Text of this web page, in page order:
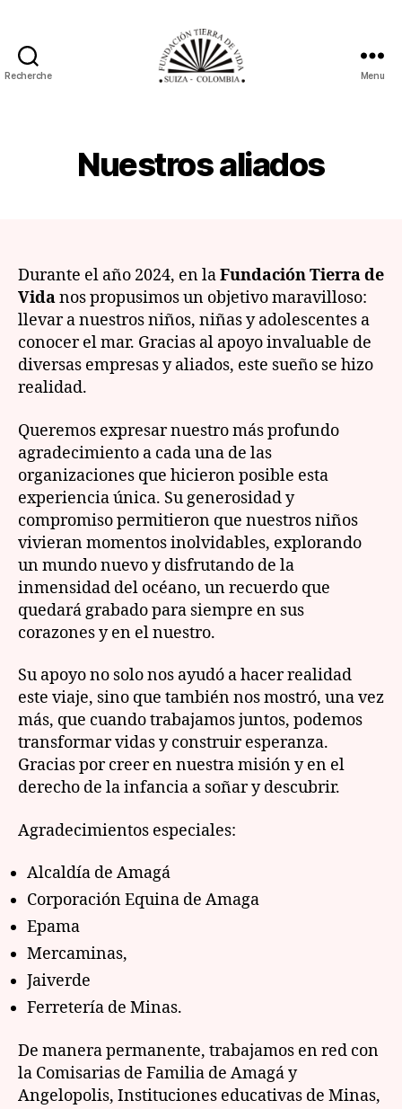
Recherche Menu
Nuestros aliados
Durante el año 2024, en laFundación Tierra de
Vidanos propusimos un objetivo maravilloso:
llevar a nuestros niños, niñas y adolescentes a
conocer el mar. Gracias al apoyo invaluable de
diversas empresas y aliados, este sueño se hizo
realidad.
Queremos expresar nuestro más profundo
agradecimiento a cada una de las
organizaciones que hicieron posible esta
experiencia única. Su generosidad y
compromiso permitieron que nuestros niños
vivieran momentos inolvidables, explorando
un mundo nuevo y disfrutando de la
inmensidad del océano, un recuerdo que
quedará grabado para siempre en sus
corazones y en el nuestro.
Su apoyo no solo nos ayudó a hacer realidad
este viaje, sino que también nos mostró, una vez
más, que cuando trabajamos juntos, podemos
transformar vidas y construir esperanza.
Gracias por creer en nuestra misión y en el
derecho de la infancia a soñar y descubrir.
Agradecimientos especiales:
Alcaldía de Amagá
Corporación Equina de Amaga
Epama
Mercaminas,
Jaiverde
Ferretería de Minas.
De manera permanente, trabajamos en red con
la Comisarias de Familia de Amagá y
Angelopolis, Instituciones educativas de Minas,